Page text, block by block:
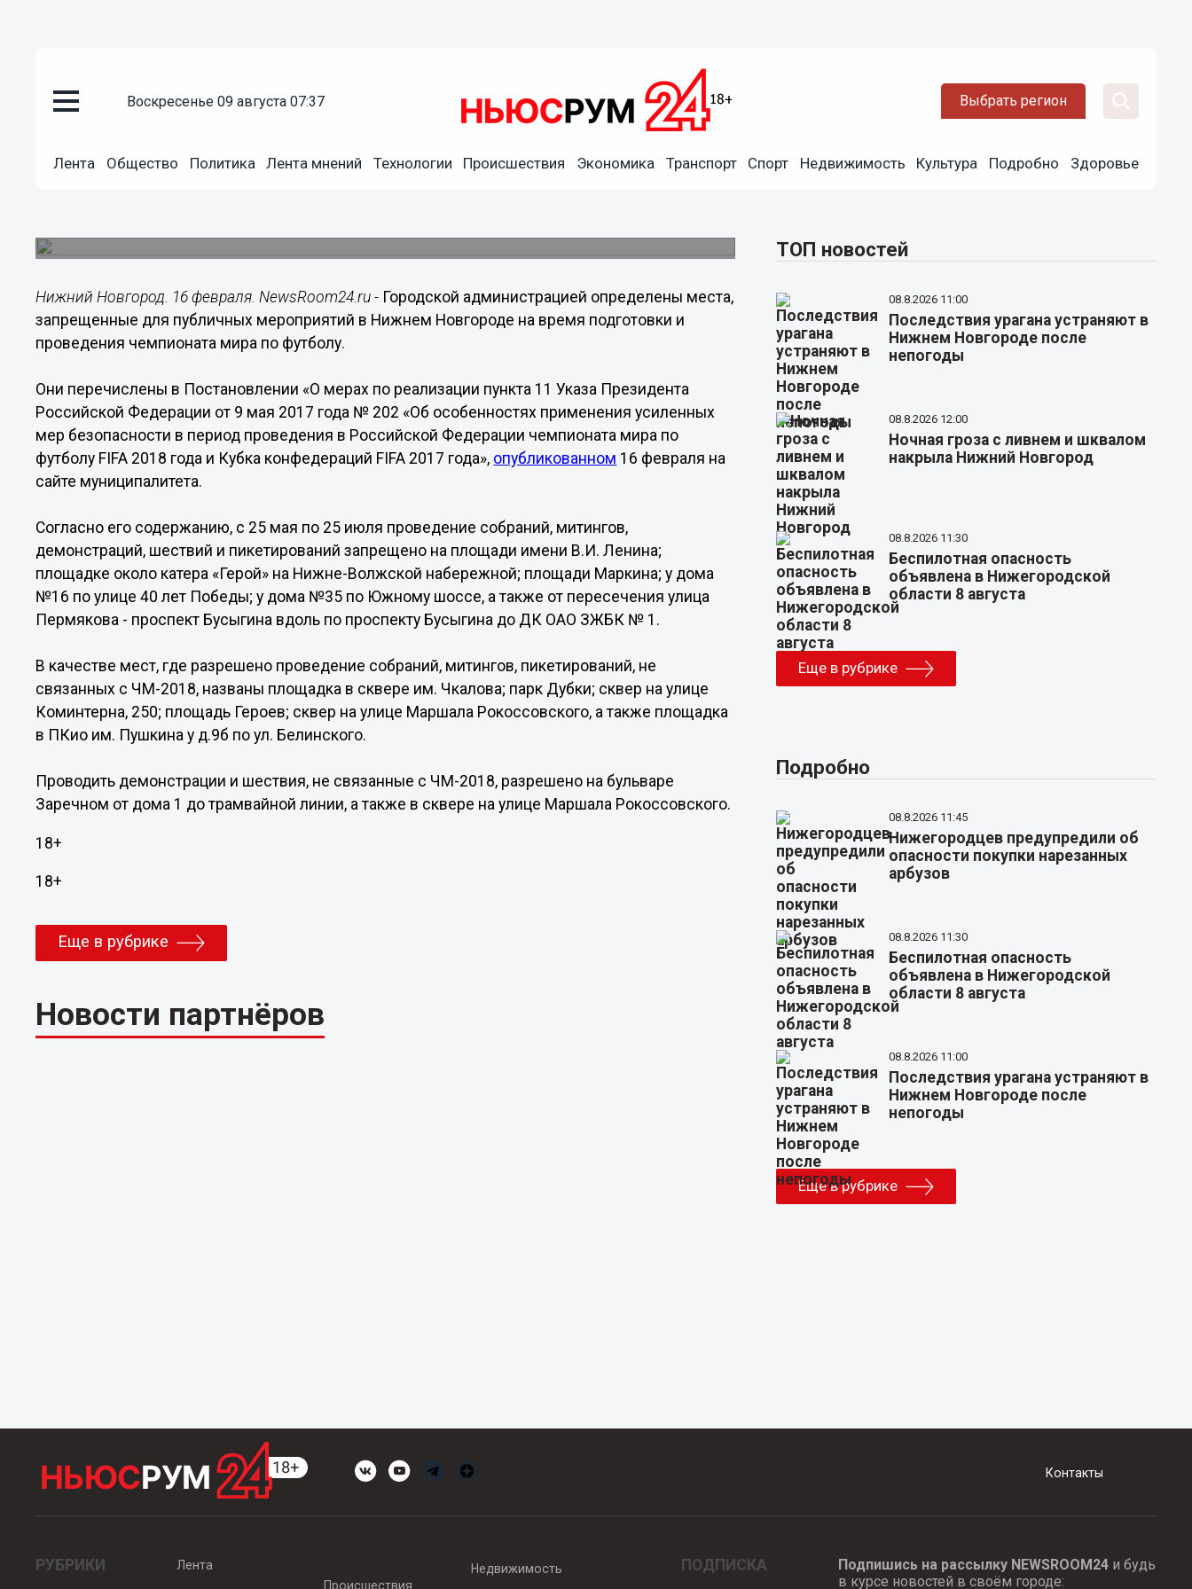
воскресенье 09 августа 07:37 Выбрать регион
Лента Общество Политика Лента мнений Технологии Происшествия Экономика Транспорт Спорт Недвижимость Культура Подробно Здоровье
Определены места, запрещенные для митингов в Нижнем
Нижний Новгород. 16 февраля. NewsRoom24.ru - Городской администрацией определены места,
запрещенные для публичных мероприятий в Нижнем Новгороде на время подготовки и
проведения чемпионата мира по футболу.
Они перечислены в Постановлении «О мерах по реализации пункта 11 Указа Президента
Российской Федерации от 9 мая 2017 года № 202 «Об особенностях применения усиленных
мер безопасности в период проведения в Российской Федерации чемпионата мира по
футболу FIFA 2018 года и Кубка конфедераций FIFA 2017 года», опубликованном 16 февраля на
сайте муниципалитета.
Согласно его содержанию, с 25 мая по 25 июля проведение собраний, митингов,
демонстраций, шествий и пикетирований запрещено на площади имени В.И. Ленина;
площадке около катера «Герой» на Нижне-Волжской набережной; площади Маркина; у дома
№16 по улице 40 лет Победы; у дома №35 по Южному шоссе, а также от пересечения улица
Пермякова - проспект Бусыгина вдоль по проспекту Бусыгина до ДК ОАО ЗЖБК № 1.
В качестве мест, где разрешено проведение собраний, митингов, пикетирований, не
связанных с ЧМ-2018, названы площадка в сквере им. Чкалова; парк Дубки; сквер на улице
Коминтерна, 250; площадь Героев; сквер на улице Маршала Рокоссовского, а также площадка
в ПКио им. Пушкина у д.9б по ул. Белинского.
Проводить демонстрации и шествия, не связанные с ЧМ-2018, разрешено на бульваре
Заречном от дома 1 до трамвайной линии, а также в сквере на улице Маршала Рокоссовского.
18+
18+
Еще в рубрике
Новости партнёров
ТОП новостей
08.8.2026 11:00
Последствия урагана устраняют в
Нижнем Новгороде после
непогоды
08.8.2026 12:00
Ночная гроза с ливнем и шквалом
накрыла Нижний Новгород
08.8.2026 11:30
Беспилотная опасность
объявлена в Нижегородской
области 8 августа
Еще в рубрике
Подробно
08.8.2026 11:45
Нижегородцев предупредили об
опасности покупки нарезанных
арбузов
08.8.2026 11:30
Беспилотная опасность
объявлена в Нижегородской
области 8 августа
08.8.2026 11:00
Последствия урагана устраняют в
Нижнем Новгороде после
непогоды
Еще в рубрике
Контакты
РУБРИКИ
Лента
Происшествия
Недвижимость ПОДПИСКА Подпишись на рассылку NEWSROOM24и будь
в курсе новостей в своём городе: